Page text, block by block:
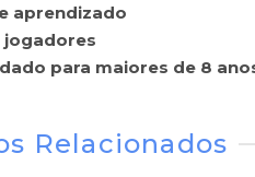
aprendizado
jogadores
para maiores de 8
Relacionados